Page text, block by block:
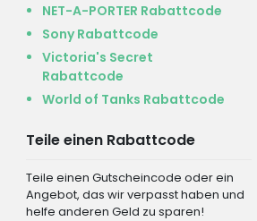
NET-A-PORTER Rabattcode
Sony Rabattcode
Victoria's Secret
Rabattcode
World of Tanks Rabattcode
Teile einen Rabattcode
Teile einen Gutscheincode oder ein
Angebot, das wir verpasst haben und
helfe anderen Geld zu sparen!